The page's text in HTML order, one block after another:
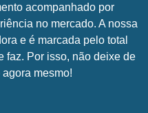
acompanhado por
no mercado. A nossa
e é marcada pelo total
faz. Por isso, não deixe de
mesmo!